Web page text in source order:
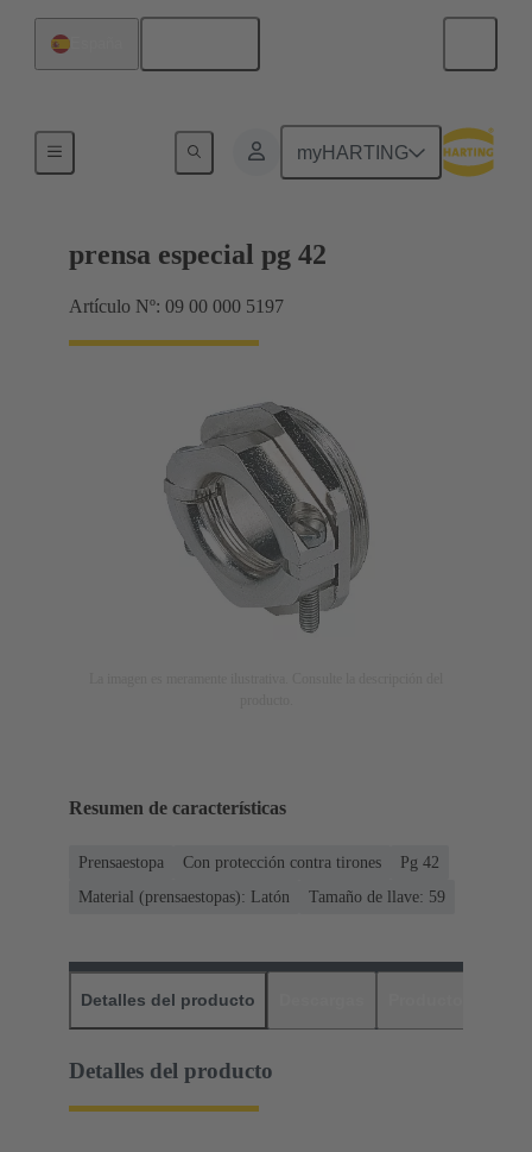
myHARTING
prensa especial pg 42
Artículo Nº: 09 00 000 5197
Resumen de características
Prensaestopa Con protección contra tirones
Pg 42
Material (prensaestopas): Latón
Tamaño de llave: 59
Detalles del producto
Detalles del producto